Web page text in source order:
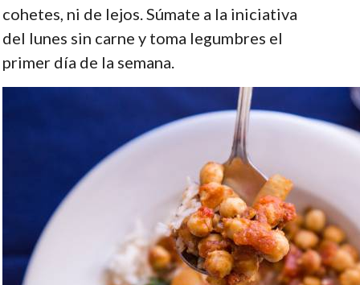
cohetes, ni de lejos. Súmate a la iniciativa
del lunes sin carne y toma legumbres el
primer día de la semana.